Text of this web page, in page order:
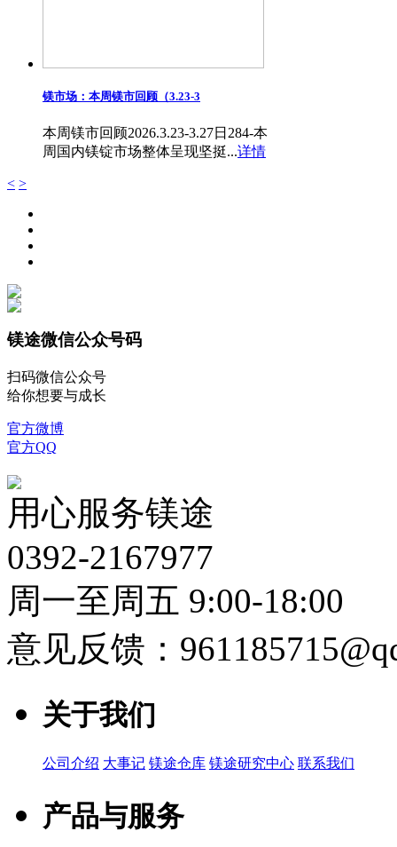
镁市场：本周镁市回顾（3.23-3
本周镁市回顾2026.3.23-3.27日284-本
周国内镁锭市场整体呈现坚挺...详情
< >
镁途微信公众号码
扫码微信公众号
给你想要与成长
官方微博
官方QQ
用心服务镁途
0392-2167977
周一至周五 9:00-18:00
意见反馈：
关于我们
公司介绍 大事记 镁途仓库 镁途研究中心 联系我们
产品与服务